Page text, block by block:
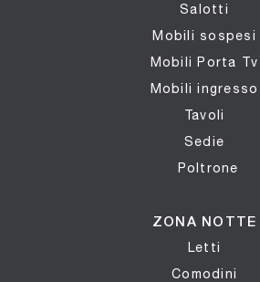
Salotti
Mobili sospesi
Mobili Porta Tv
Mobili ingresso
Tavoli
Sedie
Poltrone
ZONA NOTTE
Letti
Comodini